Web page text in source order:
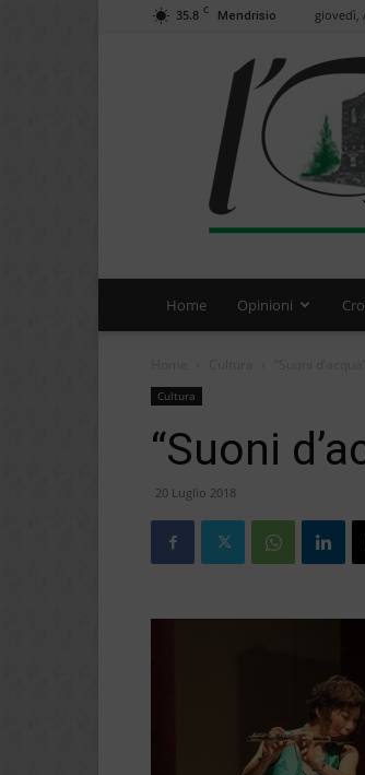
35.8 C Mendrisio giovedì,
Home Opinioni
Cultura
“Suoni
20 Luglio 2018